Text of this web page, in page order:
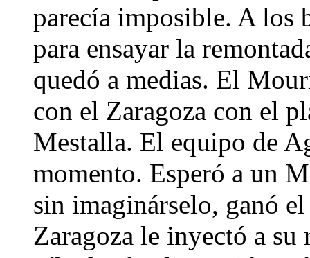
parecía imposible. A los
para ensayar la
quedó a medias. El
con el Zaragoza con el
Mestalla. El equipo de
momento. Esperó a un
sin imaginárselo, ganó
Zaragoza le inyectó a